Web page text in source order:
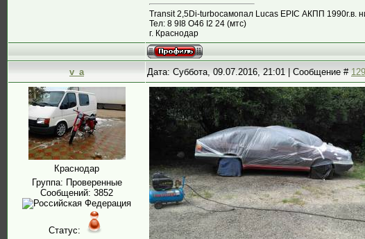
Transit 2,5Di-turboсамопал Lucas EPIC АКПП 1990г.в.
Тел: 8 9I8 О46 I2 24 (мтс)
г. Краснодар
v_a Дата: Суббота, 09.07.2016, 21:01 | Сообщение #129
Краснодар
Группа: Проверенные
Сообщений: 3852
Статус: